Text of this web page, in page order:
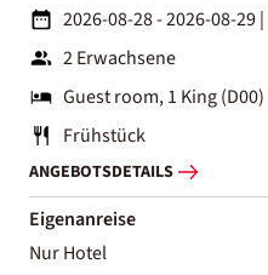
2026-08-28 - 2026-08-29|
2 Erwachsene
Guest room, 1 King (D00)
Frühstück
ANGEBOTSDETAILS
Eigenanreise
Nur Hotel